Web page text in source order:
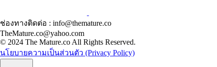
ช่องทางติดต่อ : info@themature.co
TheMature.co@yahoo.com
© 2024 The Mature.co All Rights Reserved.
นโยบายความเป็นส่วนตัว (Privacy Policy)